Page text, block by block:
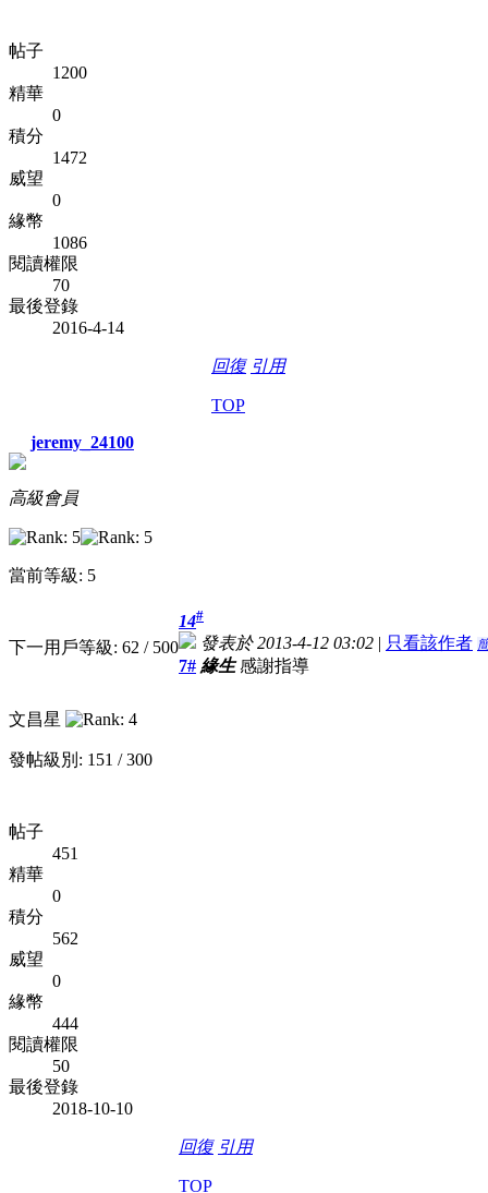
帖子
1200
精華
0
積分
1472
威望
0
緣幣
1086
閱讀權限
70
最後登錄
2016-4-14
回復 引用
TOP
jeremy_24100
高級會員
當前等級: 5
下一用戶等級: 62 / 500
文昌星
發帖級別: 151 / 300
帖子
451
精華
0
積分
562
威望
0
緣幣
444
閱讀權限
50
最後登錄
2018-10-10
14#
發表於 2013-4-12 03:02 | 只看該作者
7# 緣生 感謝指導
回復 引用
TOP